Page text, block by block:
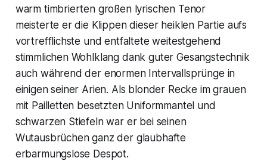
warm timbrierten großen lyrischen Tenor
meisterte er die Klippen dieser heiklen Partie aufs
vortrefflichste und entfaltete weitestgehend
stimmlichen Wohlklang dank guter Gesangstechnik
auch während der enormen Intervallsprünge in
einigen seiner Arien. Als blonder Recke im grauen
mit Pailletten besetzten Uniformmantel und
schwarzen Stiefeln war er bei seinen
Wutausbrüchen ganz der glaubhafte
erbarmungslose Despot.